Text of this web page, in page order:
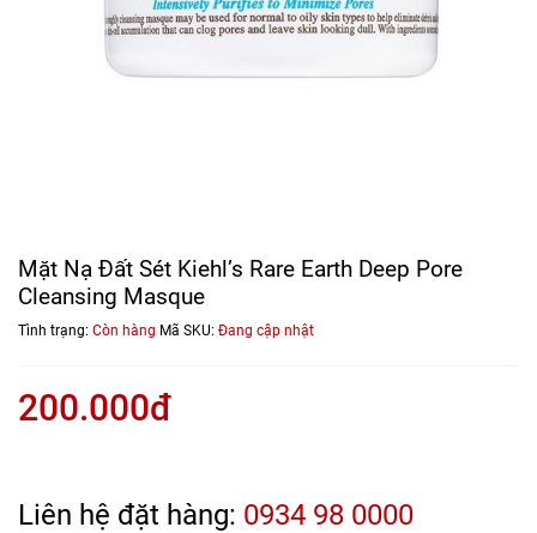
Mặt Nạ Đất Sét Kiehl’s Rare Earth Deep Pore
Cleansing Masque
Tình trạng: Còn hàng Mã SKU: Đang cập nhật
200.000đ
Liên hệ đặt hàng: 0934 98 0000